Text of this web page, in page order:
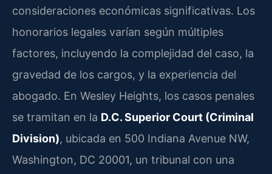
consideraciones económicas significativas. Los
honorarios legales varían según múltiples
factores, incluyendo la complejidad del caso, la
gravedad de los cargos, y la experiencia del
abogado. En Wesley Heights, los casos penales
se tramitan en la D.C. Superior Court (Criminal
Division), ubicada en 500 Indiana Avenue NW,
Washington, DC 20001, un tribunal con una